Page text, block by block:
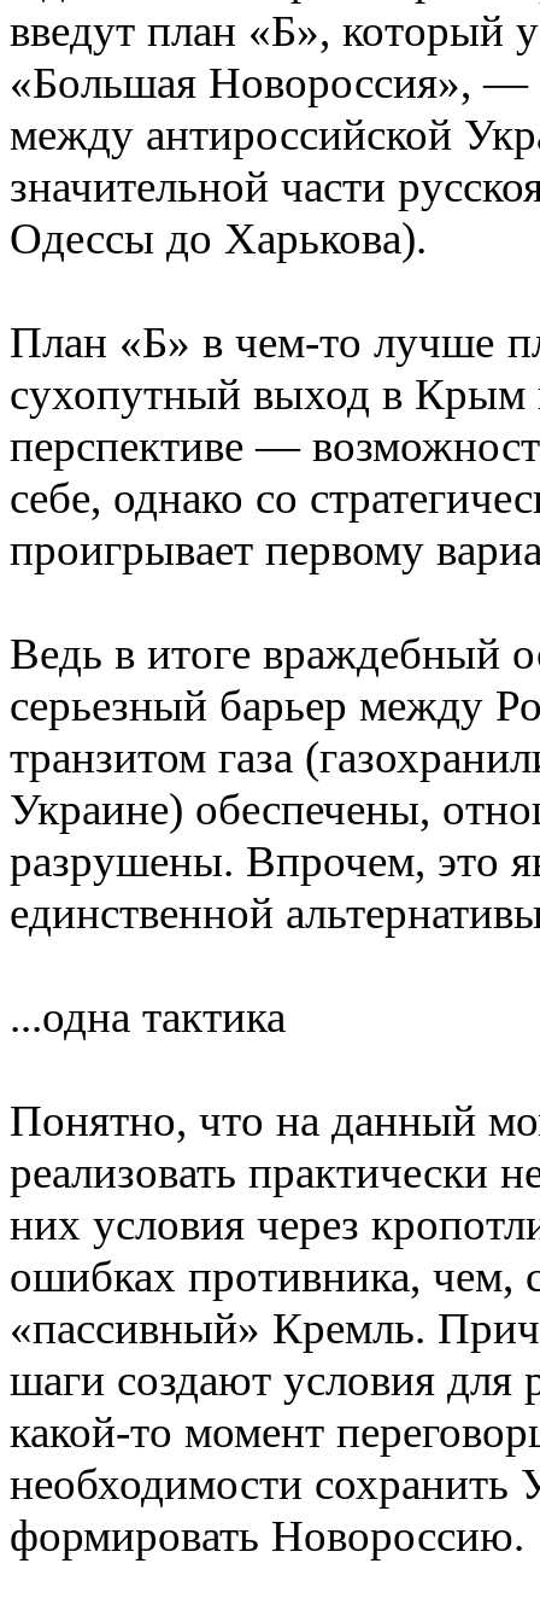
введут план «Б», который
«Большая Новороссия», —
между антироссийской
значительной части
Одессы до Харькова).
План «Б» в чем-то лучше
сухопутный выход в Крым
перспективе —
себе, однако со
проигрывает первому
Ведь в итоге враждебный
серьезный барьер между
транзитом газа
Украине) обеспечены,
разрушены. Впрочем, это
единственной
...одна тактика
Понятно, что на данный
реализовать практически
них условия через
ошибках противника, чем,
«пассивный» Кремль.
шаги создают условия для
какой-то момент
необходимости сохранить
формировать Новороссию.